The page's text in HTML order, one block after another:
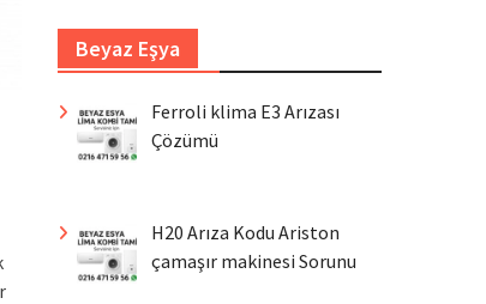
Beyaz Eşya
Ferroli klima E3 Arızası
Çözümü
H20 Arıza Kodu Ariston
çamaşır makinesi Sorunu